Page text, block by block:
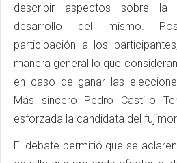
describir aspectos sobre la
desarrollo del mismo.
participación a los
manera general lo que
en caso de ganar las
Más sincero Pedro Castillo
esforzada la candidata del
El debate permitió que se